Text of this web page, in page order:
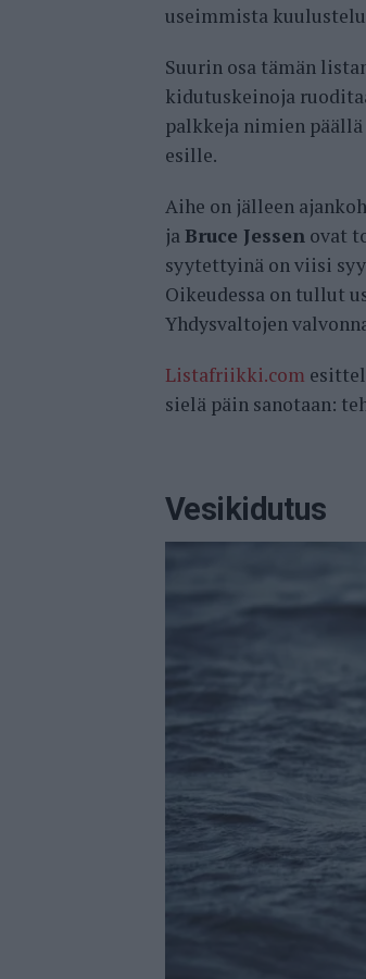
useimmista
Suurin osa tämän
kidutuskeinoja
palkkeja nimien
esille.
Aihe on jälleen
ja Bruce Jessen ovat
syytettyinä on viisi
Oikeudessa on tullut
Yhdysvaltojen
Listafriikki.com
sielä päin sanotaan:
Vesikidutus